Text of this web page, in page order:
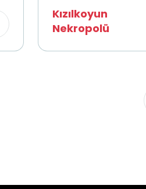
Kızılkoyun
Nekropolü